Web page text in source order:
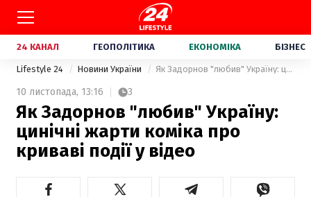
24 КАНАЛ ГЕОПОЛІТИКА ЕКОНОМІКА БІЗНЕС
Lifestyle 24 Новини України Як Задорнов "любив" Україну: цинічні жарти коміка про криваві події у відео
10 листопада, 13:16 3
Як Задорнов "любив" Україну:
цинічні жарти коміка про
криваві події у відео